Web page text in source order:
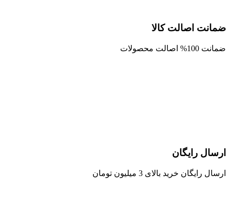
ضمانت اصالت کالا
ضمانت 100% اصالت محصولات
ارسال رایگان
ارسال رایگان خرید بالای 3 میلیون تومان